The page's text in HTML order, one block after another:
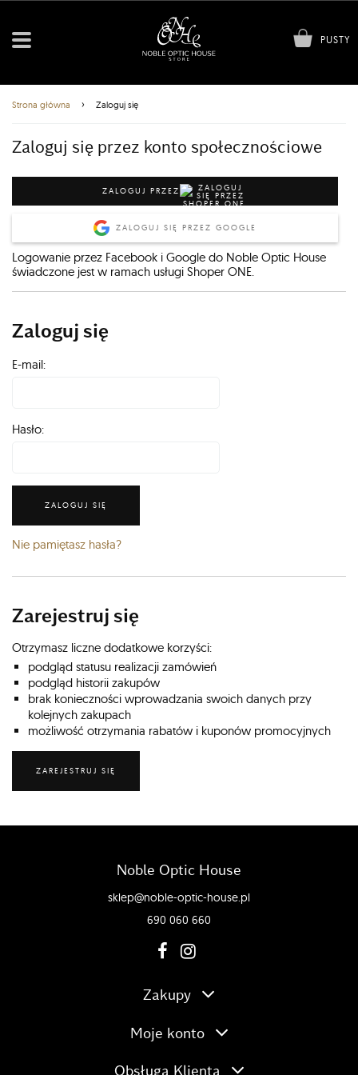
PUSTY
Strona główna › Zaloguj się
Zaloguj się przez konto społecznościowe
ZALOGUJ PRZEZ
ZALOGUJ SIĘ PRZEZ GOOGLE
Logowanie przez Facebook i Google do Noble Optic House
świadczone jest w ramach usługi Shoper ONE.
Zaloguj się
E-mail:
Hasło:
ZALOGUJ SIĘ
Nie pamiętasz hasła?
Zarejestruj się
Otrzymasz liczne dodatkowe korzyści:
podgląd statusu realizacji zamówień
podgląd historii zakupów
brak konieczności wprowadzania swoich danych przy
kolejnych zakupach
możliwość otrzymania rabatów i kuponów promocyjnych
ZAREJESTRUJ SIĘ
Noble Optic House
sklep@noble-optic-house.pl
690 060 660
Zakupy
Moje konto
Obsługa Klienta